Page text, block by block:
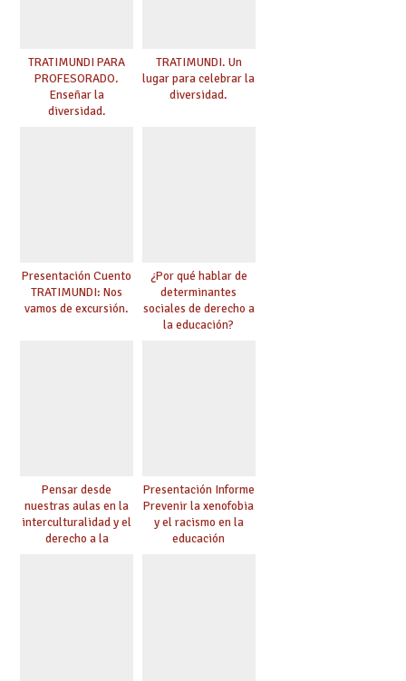
TRATIMUNDI PARA
PROFESORADO.
Enseñar la
diversidad.
TRATIMUNDI. Un
lugar para celebrar la
diversidad.
Presentación Cuento
TRATIMUNDI: Nos
vamos de excursión.
¿Por qué hablar de
determinantes
sociales de derecho a
la educación?
Pensar desde
nuestras aulas en la
interculturalidad y el
derecho a la
Presentación Informe
Prevenir la xenofobia
y el racismo en la
educación